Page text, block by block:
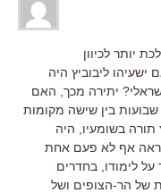
יותר לכיוון
ליבוביץ היה
יתירה מכך, האם
בין שישה מקומות
תורה בשומעיו, היה
אף לא פעם אחת
לימודו, בחדרים
של הר-הצופים ושל